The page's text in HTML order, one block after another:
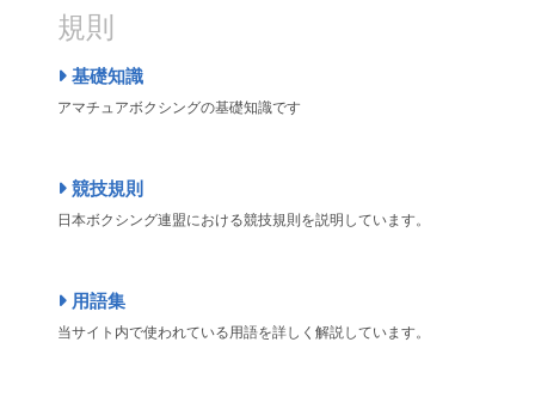
規則
基礎知識
アマチュアボクシングの基礎知識です
競技規則
日本ボクシング連盟における競技規則を説明しています。
用語集
当サイト内で使われている用語を詳しく解説しています。